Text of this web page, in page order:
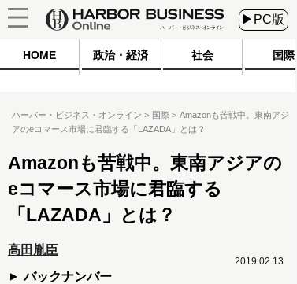
▶PC版
HOME 政治・経済 社会 国際
ハーバー・ビジネス・オンライン 国際
Amazonも苦戦中。東南アジ
アのeコマース市場に君臨する「LAZADA」とは？
Amazonも苦戦中。東南アジアの
eコマース市場に君臨する
「LAZADA」とは？
高田胤臣
バックナンバー
2019.02.13